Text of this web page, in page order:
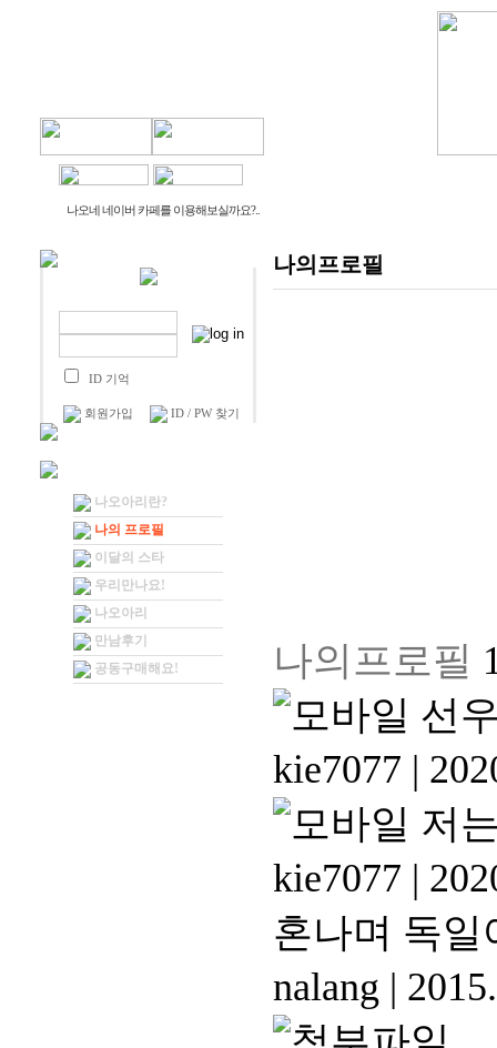
나오네 네이버 카페를 이용해보실까요?..
ID 기억
회원가입 ID / PW 찾기
나오아리란?
나의 프로필
이달의 스타
우리만나요!
나오아리
만남후기
공동구매해요!
나의프로필
나의프로필
선
kie7077 |
저
kie7077 |
혼나며 독일
nalang |